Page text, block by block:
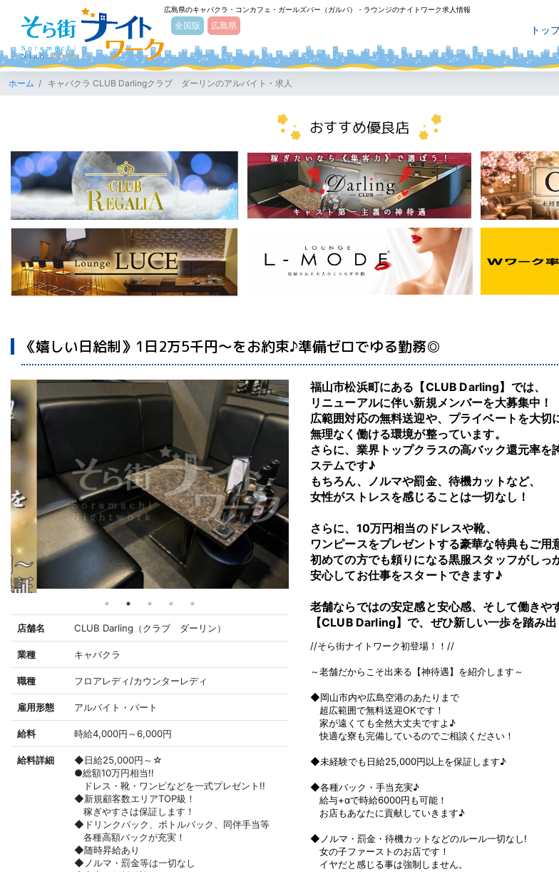
そら街ナイトワーク
広島県のキャバクラ・コンカフェ・ガールズバー（ガルバ）・ラウンジのナイトワーク求人情報
全国版 広島県 トッ
ホーム キャバクラ CLUB Darlingクラブ ダーリンのアルバイト・求人
おすすめ優良店
《嬉しい日給制》1日2万5千円～をお約束♪準備ゼロでゆる勤務◎
店舗名 CLUB Darling（クラブ ダーリン）
業種 キャバクラ
職種 フロアレディ/カウンターレディ
雇用形態 アルバイト・パート
給料 時給4,000円～6,000円
給料詳細
◆日給25,000円～☆
●総額10万円相当!!
ドレス・靴・ワンピなどを一式プレゼント!!
◆新規顧客数エリアTOP級！
稼ぎやすさは保証します！
◆ドリンクバック、ボトルバック、同伴手当等
各種高額バックが充実！
◆随時昇給あり
◆ノルマ・罰金等は一切なし
福山市松浜町にある【CLUB Darling】では、
リニューアルに伴い新規メンバーを大募集中！
広範囲対応の無料送迎や、プライベートを大切
無理なく働ける環境が整っています。
さらに、業界トップクラスの高バック還元率を
ステムです♪
もちろん、ノルマや罰金、待機カットなど、
女性がストレスを感じることは一切なし！
さらに、10万円相当のドレスや靴、
ワンピースをプレゼントする豪華な特典もご用
初めての方でも頼りになる黒服スタッフがしっ
安心してお仕事をスタートできます♪
老舗ならではの安定感と安心感、そして働きや
【CLUB Darling】で、ぜひ新しい一歩を踏み出
//そら街ナイトワーク初登場！！//
～老舗だからこそ出来る【神待遇】を紹介します～
◆岡山市内や広島空港のあたりまで
超広範囲で無料送迎OKです！
家が遠くても全然大丈夫ですよ♪
快適な寮も完備しているのでご相談ください！
◆未経験でも日給25,000円以上を保証します♪
◆各種バック・手当充実♪
給与+αで時給6000円も可能！
お店もあなたに貢献していきます♪
◆ノルマ・罰金・待機カットなどのルール一切なし!
女の子ファーストのお店です！
イヤだと感じる事は強制しません。